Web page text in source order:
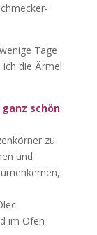
Tage
die Ärmel
schön
zu
und
im Ofen